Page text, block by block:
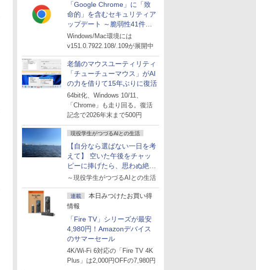
「Google Chrome」に「致
命的」を含むセキュリティア
ップデート ～脆弱性41件に
対処
Windows/Mac環境には
v151.0.7922.108/.109が展開中
老舗のマウスユーティリティ
「チューチューマウス」がAI
の力を借りて15年ぶりに復活
64bit化、Windows 10/11、
「Chrome」も走り回る。復活
記念で2026年末まで500円
現役学生がつづるAIとの生活
【自分なら選ばない一日を考
えて】 空いた午後をチャッ
ピーに捧げたら、思わぬ絶景
に出会った話
～現役学生がつづるAIとの生活
連載
本日みつけたお買い得
情報
「Fire TV」シリーズが最安
4,980円！Amazonデバイス
のサマーセール
4K/Wi-Fi 6対応の「Fire TV 4K
Plus」は2,000円OFFの7,980円